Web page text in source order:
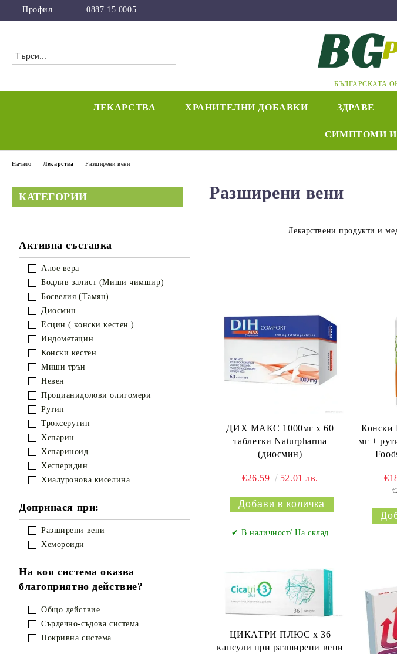
Профил 0887 15 0005
БЪЛГАРСКАТА
ЛЕКАРСТВА ХРАНИТЕЛНИ ДОБАВКИ ЗДРАВЕ
СИМПТОМИ
КАТЕГОРИИ
Активна съставка
Алое вера
Бодлив залист (Миши чимшир)
Босвелия (Тамян)
Диосмин
Есцин ( конски кестен )
Индометацин
Конски кестен
Миши трън
Невен
Процианидолови олигомери
Рутин
Троксерутин
Хепарин
Хепариноид
Хесперидин
Хиалуронова киселина
Допринася при:
Разширени вени
Хемороиди
На коя система оказва
благоприятно действие?
Общо действие
Сърдечно-съдова система
Покривна система
Начало Лекарства Разширени вени
Разширени вени
Лекарствени продукти и
ДИХ МАКС 1000мг х 60
таблетки Naturpharma
(диосмин)
€26.59 52.01 лв.
✔ В наличност/ На склад
Конски
мг +
ЦИКАТРИ ПЛЮС х 36
капсули при разширени вени